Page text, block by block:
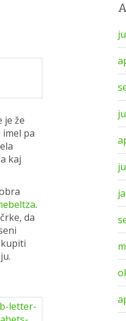
je že
pa
kaj
.
da